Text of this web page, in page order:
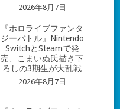
2026年8月7日
『ホロライブファンタ
ジーバトル』Nintendo
SwitchとSteamで発
売、こまいぬ氏描き下
ろしの3期生が大乱戦
2026年8月7日